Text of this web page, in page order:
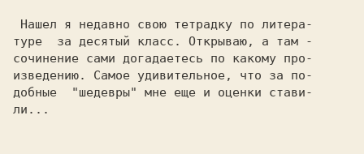
туре  за десятый класс. Открываю, а там -
сочинение сами догадаетесь по какому про-
изведению. Самое удивительное, что за по-
добные  "шедевры" мне еще и оценки стави-
ли...